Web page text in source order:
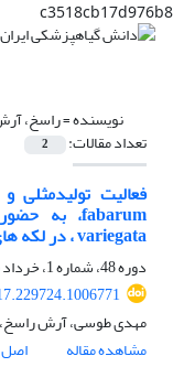
c3518cb17d976b8
نویسنده =راسخ،
تعداد مقالات: 2
variegata ، در لکه های میزبان
دوره 48، شماره 1، خرداد 1396، صفحه
مهدی طوسی، آرش راسخ،
مشاهده مقاله
اصل